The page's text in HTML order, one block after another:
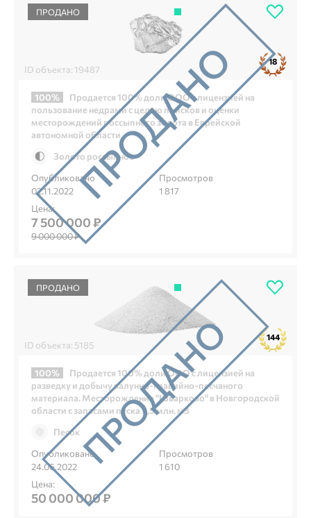
ПРОДАНО
ID объекта: 19487
18
100%
Продается 100% доли ООО с лицензией на
пользование недрами с целью поисков и оценки
месторождений россыпного золота в Еврейской
автономной области
Золото россыпное
Опубликовано
02.11.2022
Просмотров
1 817
Цена:
7 500 000 ₽
9 000 000 ₽
ПРОДАНО
ID объекта: 5185
144
100%
Продается 100% доли ООО с лицензией на
разведку и добычу валунно-гравийно-песчаного
материала. Месторождение "Шварково" в Новгородской
области с запасами песка 9,5 млн. м3
Песок
Опубликовано
24.06.2022
Просмотров
1 610
Цена:
50 000 000 ₽